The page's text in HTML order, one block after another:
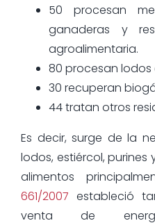
50 procesan
ganaderas y
agroalimentaria.
80 procesan
30 recuperan
44 tratan otros
Es decir, surge de la
lodos, estiércol,
alimentos
661/2007 estableció
venta de